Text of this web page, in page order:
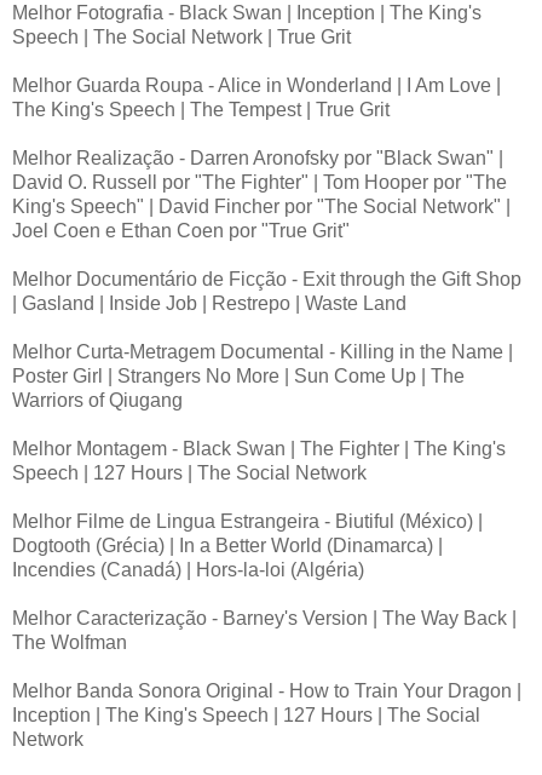
Melhor Fotografia - Black Swan | Inception | The King's
Speech | The Social Network | True Grit
Melhor Guarda Roupa - Alice in Wonderland | I Am Love |
The King's Speech | The Tempest | True Grit
Melhor Realização - Darren Aronofsky por "Black Swan" |
David O. Russell por "The Fighter" | Tom Hooper por "The
King's Speech" | David Fincher por "The Social Network" |
Joel Coen e Ethan Coen por "True Grit"
Melhor Documentário de Ficção - Exit through the Gift Shop
| Gasland | Inside Job | Restrepo | Waste Land
Melhor Curta-Metragem Documental - Killing in the Name |
Poster Girl | Strangers No More | Sun Come Up | The
Warriors of Qiugang
Melhor Montagem - Black Swan | The Fighter | The King's
Speech | 127 Hours | The Social Network
Melhor Filme de Lingua Estrangeira - Biutiful (México) |
Dogtooth (Grécia) | In a Better World (Dinamarca) |
Incendies (Canadá) | Hors-la-loi (Algéria)
Melhor Caracterização - Barney's Version | The Way Back |
The Wolfman
Melhor Banda Sonora Original - How to Train Your Dragon |
Inception | The King's Speech | 127 Hours | The Social
Network